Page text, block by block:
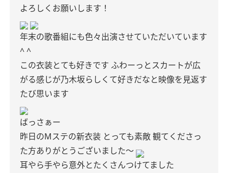
よろしくお願いします！
年末の歌番組にも色々出演させていただいています
^ ^
この衣装とても好きです ふわーっとスカートが広
がる感じが乃木坂らしくて好きだなと映像を見返す
たび思います
ばっさぁー
昨日のMステの新衣装 とっても素敵観てくださっ
た方ありがとうございました〜
耳やら手やら意外とたくさんつけてました